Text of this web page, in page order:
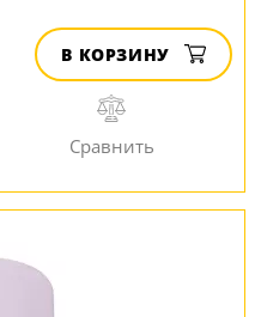
В КОРЗИНУ